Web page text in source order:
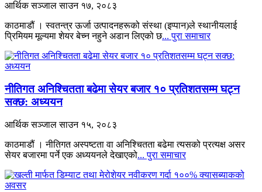
आर्थिक सञ्जालसाउन १७, २०८३
काठमाडौं । स्वतन्त्र ऊर्जा उत्पादनहरूको संस्था (इप्पान)ले स्थानीयलाई
प्रिमियम मूल्यमा शेयर बेच्न नहुने अडान लिएको छ... पुरा समाचार
नीतिगत अनिश्चितता बढेमा सेयर बजार १० प्रतिशतसम्म घट्न
सक्छ: अध्ययन
आर्थिक सञ्जालसाउन १५, २०८३
काठमाडौं । नीतिगत अस्पष्टता वा अनिश्चितता बढेमा त्यसको प्रत्यक्ष असर
सेयर बजारमा पर्ने एक अध्ययनले देखाएको... पुरा समाचार